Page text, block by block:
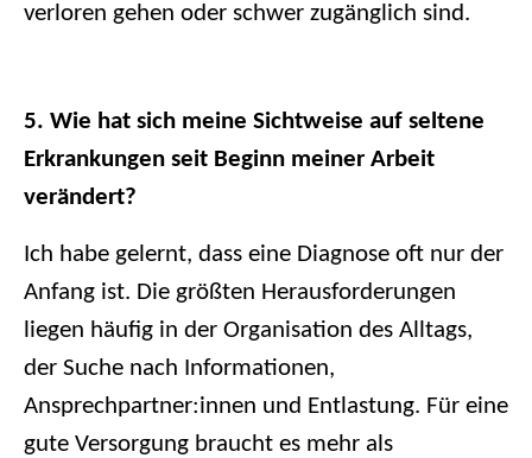
verloren gehen oder schwer zugänglich sind.
5. Wie hat sich meine Sichtweise auf seltene
Erkrankungen seit Beginn meiner Arbeit
verändert?
Ich habe gelernt, dass eine Diagnose oft nur der
Anfang ist. Die größten Herausforderungen
liegen häufig in der Organisation des Alltags,
der Suche nach Informationen,
Ansprechpartner:innen und Entlastung. Für eine
gute Versorgung braucht es mehr als